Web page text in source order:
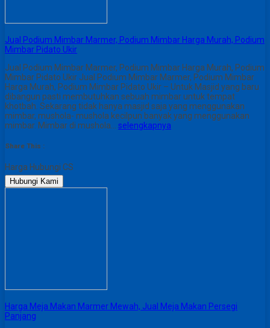
Jual Podium Mimbar Marmer, Podium Mimbar Harga Murah, Podium
Mimbar Pidato Ukir
Jual Podium Mimbar Marmer, Podium Mimbar Harga Murah, Podium
Mimbar Pidato Ukir Jual Podium Mimbar Marmer, Podium Mimbar
Harga Murah, Podium Mimbar Pidato Ukir – Untuk Masjid yang baru
dibangun pasti membutuhkan sebuah mimbar untuk tempat
khotbah. Sekarang tidak hanya masjid saja yang menggunakan
mimbar, mushola- mushola kecilpun banyak yang menggunakan
mimbar. Mimbar di mushola… selengkapnya
Share This :
Harga Hubungi CS
Hubungi Kami
Harga Meja Makan Marmer Mewah, Jual Meja Makan Persegi
Panjang